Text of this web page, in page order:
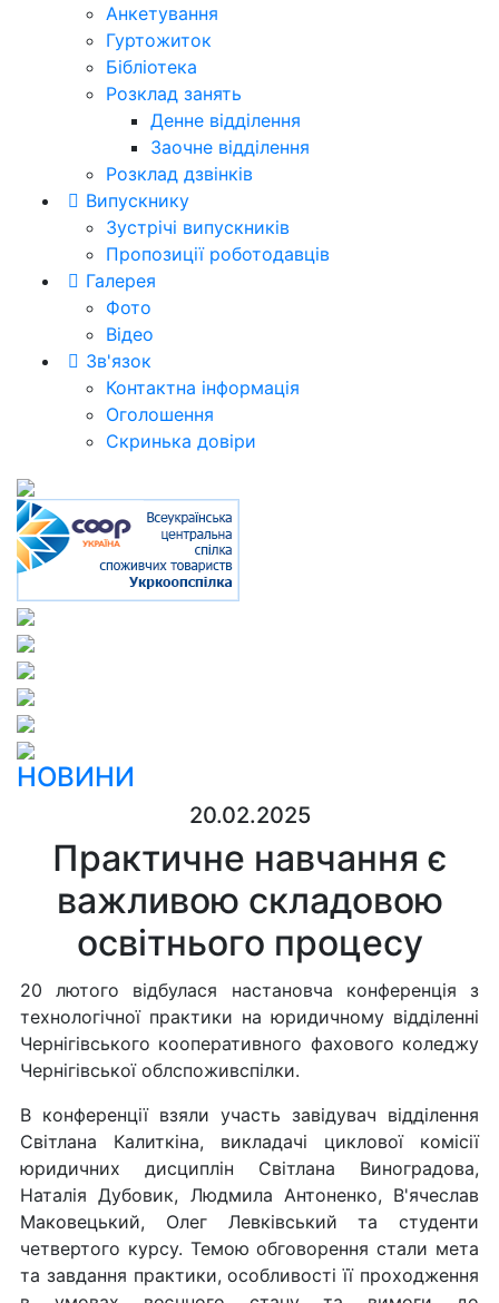
Анкетування
Гуртожиток
Бібліотека
Розклад занять
Денне відділення
Заочне відділення
Розклад дзвінків
Випускнику
Зустрічі випускників
Пропозиції роботодавців
Галерея
Фото
Відео
Зв'язок
Контактна інформація
Оголошення
Скринька довіри
НОВИНИ
20.02.2025
Практичне навчання є
важливою складовою
освітнього процесу
20 лютого відбулася настановча конференція з
технологічної практики на юридичному відділенні
Чернігівського кооперативного фахового коледжу
Чернігівської облспоживспілки.
В конференції взяли участь завідувач відділення
Світлана Калиткіна, викладачі циклової комісії
юридичних дисциплін Світлана Виноградова,
Наталія Дубовик, Людмила Антоненко, В'ячеслав
Маковецький, Олег Левківський та студенти
четвертого курсу. Темою обговорення стали мета
та завдання практики, особливості її проходження